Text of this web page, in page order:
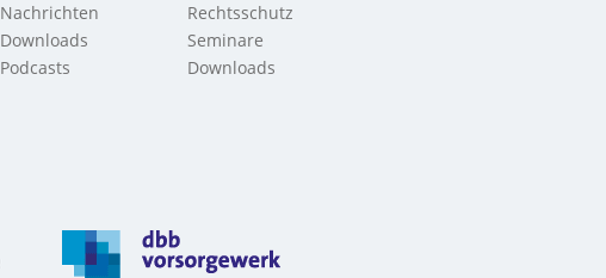
Nachrichten
Downloads
Podcasts
Rechtsschutz
Seminare
Downloads